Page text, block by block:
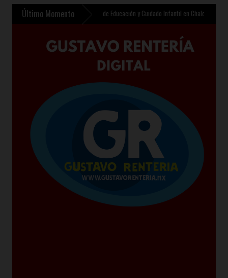
Último Momento
contempla nuevo Centro de Educación y Cuidado Infantil en Chalco »Sheinbaum